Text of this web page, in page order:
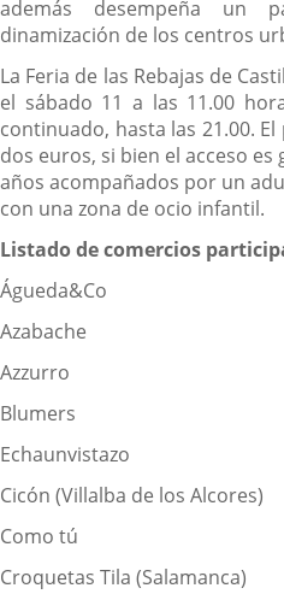
además desempeña un
dinamización de los centros
La Feria de las Rebajas de
el sábado 11 a las 11.00
continuado, hasta las 21.00.
dos euros, si bien el acceso
años acompañados por un
con una zona de ocio infantil.
Listado de comercios
Águeda&Co
Azabache
Azzurro
Blumers
Echaunvistazo
Cicón (Villalba de los Alcores)
Como tú
Croquetas Tila (Salamanca)